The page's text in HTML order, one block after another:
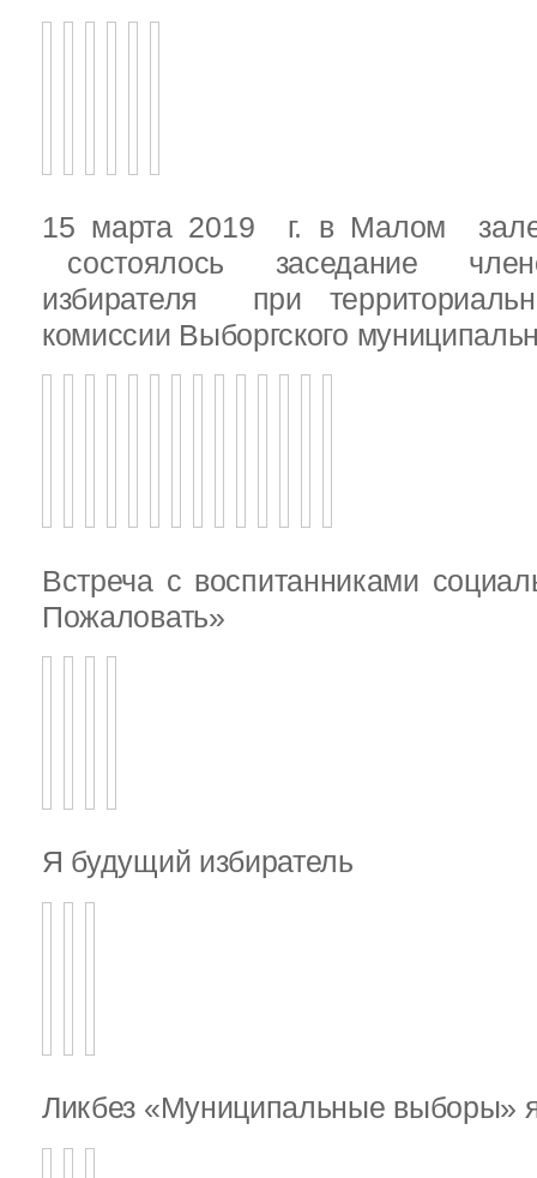
15 марта 2019 г. в Малом
состоялось заседание
избирателя при
комиссии Выборгского
Встреча с воспитанниками
Пожаловать»
Я будущий избиратель
Ликбез «Муниципальные выборы»